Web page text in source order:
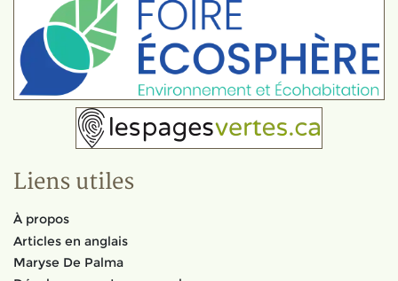
Liens utiles
À propos
Articles en anglais
Maryse De Palma